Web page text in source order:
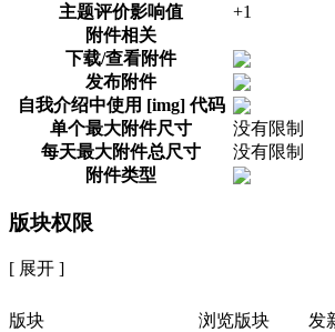
主题评价影响值
+1
附件相关
下载/查看附件
发布附件
自我介绍中使用 [img] 代码
单个最大附件尺寸
没有限制
每天最大附件总尺寸
没有限制
附件类型
版块权限
[ 展开 ]
版块 浏览版块 发